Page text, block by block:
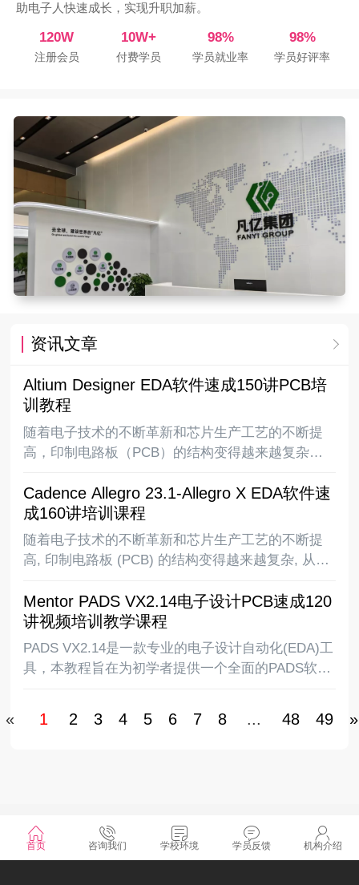
助电子人快速成长，实现升职加薪。
120W
注册会员
10W+
付费学员
98%
学员就业率
98%
学员好评率
资讯文章
Altium Designer EDA软件速成150讲PCB培
训教程
随着电子技术的不断革新和芯片生产工艺的不断提
高，印制电路板（PCB）的结构变得越来越复杂，
板，电路板上的布线密度越来越高，同时随着
DSP、ARM、FPGA、DDR等高速逻辑元件的应
用，PCB
Cadence Allegro 23.1-Allegro X EDA软件速
成160讲培训课程
随着电子技术的不断革新和芯片生产工艺的不断提
高, 印制电路板 (PCB) 的结构变得越来越复杂, 从最
板上的布线密度越来越高,同时随着DSP、ARM、
FPGA、DDR等高速逻辑元件的应用, P
Mentor PADS VX2.14电子设计PCB速成120
讲视频培训教学课程
PADS VX2.14是一款专业的电子设计自动化(EDA)工
具，本教程旨在为初学者提供一个全面的PADS软件
本教程所介绍的内容，你将会对PADS软件
« 1 2 3 4 5 6 7 8 ... 48 49 »
©2025 湖南凡亿智邦电子科技有限公司 版权所有
首页 咨询我们 学校环境 学员反馈 机构介绍